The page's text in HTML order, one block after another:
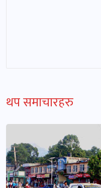
थप समाचारहरु